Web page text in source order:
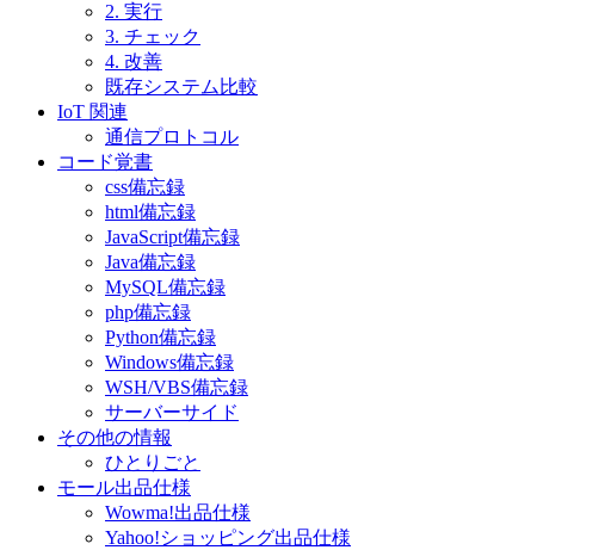
2. 実行
3. チェック
4. 改善
既存システム比較
IoT 関連
通信プロトコル
コード覚書
css備忘録
html備忘録
JavaScript備忘録
Java備忘録
MySQL備忘録
php備忘録
Python備忘録
Windows備忘録
WSH/VBS備忘録
サーバーサイド
その他の情報
ひとりごと
モール出品仕様
Wowma!出品仕様
Yahoo!ショッピング出品仕様